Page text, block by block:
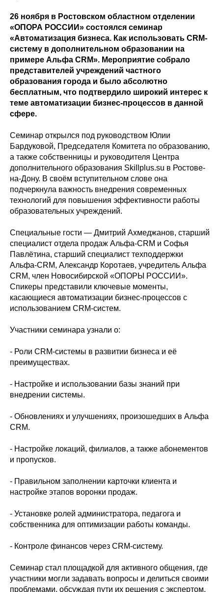
26 ноября в Ростовском областном отделении
«ОПОРА РОССИИ» состоялся семинар
«Автоматизация бизнеса. Как использовать CRM-
систему в дополнительном образовании на
примере Альфа CRM». Мероприятие собрало
представителей учреждений частного
образования города и было абсолютно
бесплатным, что подтвердило широкий интерес к
теме автоматизации бизнес-процессов в данной
сфере.
Семинар открылся под руководством Юлии
Бардуковой, Председателя Комитета по образованию,
а также собственницы и руководителя Центра
дополнительного образования Skillplus.su в Ростове-
на-Дону. В своём вступительном слове она
подчеркнула важность внедрения современных
технологий для повышения эффективности работы
образовательных учреждений.
Специальные гости — Дмитрий Ахмеджанов, старший
специалист отдела продаж Альфа-CRM и Софья
Павлётина, старший специалист техподдержки
Альфа-CRM, Александр Коротаев, учредитель Альфа
CRM, член Новосибирской «ОПОРЫ РОССИИ».
Спикеры представили ключевые моменты,
касающиеся автоматизации бизнес-процессов с
использованием CRM-систем.
Участники семинара узнали о:
- Роли CRM-системы в развитии бизнеса и её
преимуществах.
- Настройке и использовании базы знаний при
внедрении системы.
- Обновлениях и улучшениях, произошедших в Альфа
CRM.
- Настройке локаций, филиалов, а также абонементов
и пропусков.
- Правильном заполнении карточки клиента и
настройке этапов воронки продаж.
- Установке ролей администратора, педагога и
собственника для оптимизации работы команды.
- Контроле финансов через CRM-систему.
Семинар стал площадкой для активного общения, где
участники могли задавать вопросы и делиться своими
проблемами, обсуждая пути их решения с экспертом.